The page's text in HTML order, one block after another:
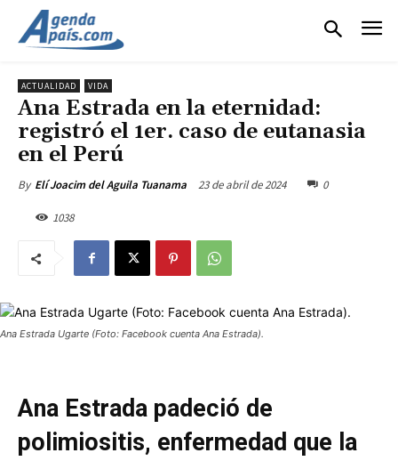
ACTUALIDAD VIDA
Ana Estrada en la eternidad:
registró el 1er. caso de eutanasia
en el Perú
By Elí Joacim del Aguila Tuanama 23 de abril de 2024 0
1038
Ana Estrada Ugarte (Foto: Facebook cuenta Ana Estrada).
Ana Estrada padeció de
polimiositis, enfermedad que la